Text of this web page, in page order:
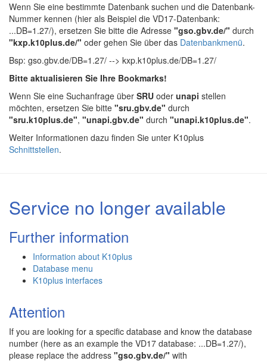
Wenn Sie eine bestimmte Datenbank suchen und die Datenbank-
Nummer kennen (hier als Beispiel die VD17-Datenbank:
...DB=1.27/), ersetzen Sie bitte die Adresse "gso.gbv.de/" durch
"kxp.k10plus.de/" oder gehen Sie über das Datenbankmenü.
Bsp: gso.gbv.de/DB=1.27/ --> kxp.k10plus.de/DB=1.27/
Bitte aktualisieren Sie Ihre Bookmarks!
Wenn Sie eine Suchanfrage über SRU oder unapi stellen
möchten, ersetzen Sie bitte "sru.gbv.de" durch
"sru.k10plus.de", "unapi.gbv.de" durch "unapi.k10plus.de".
Weiter Informationen dazu finden Sie unter K10plus
Schnittstellen.
Service no longer available
Further information
Information about K10plus
Database menu
K10plus interfaces
Attention
If you are looking for a specific database and know the database
number (here as an example the VD17 database: ...DB=1.27/),
please replace the address "gso.gbv.de/" with